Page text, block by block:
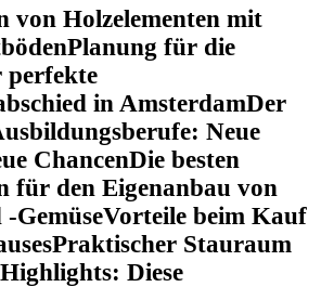
von Holzelementen mit
Planung für die
in AmsterdamDer
Neue
ChancenDie besten
für den Eigenanbau von
GemüseVorteile beim Kauf
Praktischer Stauraum
Diese